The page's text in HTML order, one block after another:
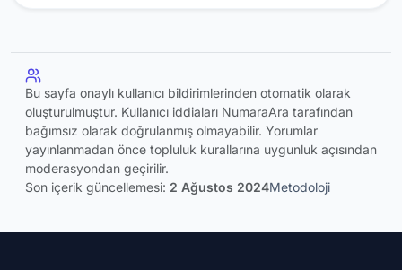
Bu sayfa onaylı kullanıcı bildirimlerinden otomatik olarak
oluşturulmuştur. Kullanıcı iddiaları NumaraAra tarafından
bağımsız olarak doğrulanmış olmayabilir. Yorumlar
yayınlanmadan önce topluluk kurallarına uygunluk açısından
moderasyondan geçirilir.
Son içerik güncellemesi: 2 Ağustos 2024Metodoloji